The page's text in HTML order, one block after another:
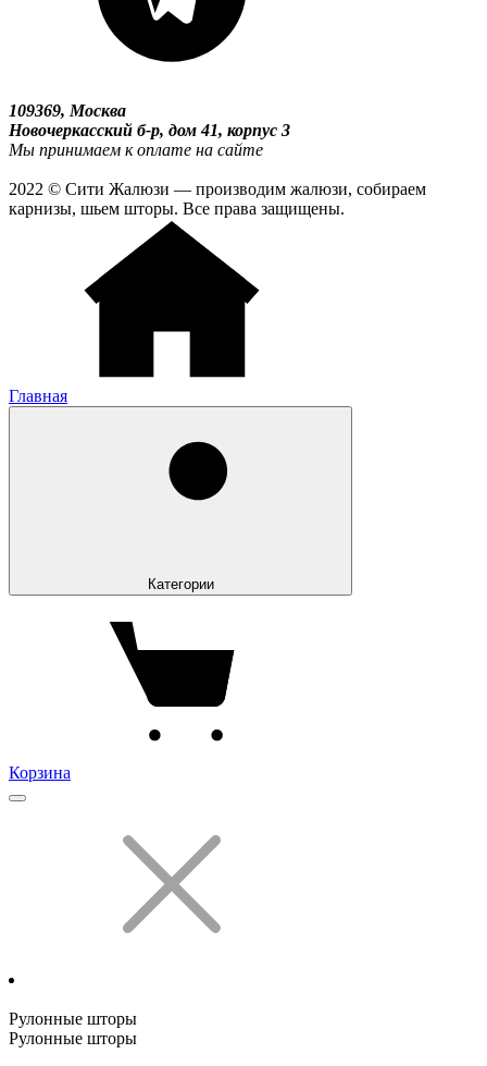
109369, Москва
Новочеркасский б-р, дом 41, корпус 3
Мы принимаем к оплате на сайте
2022 © Сити Жалюзи — производим жалюзи, собираем
карнизы, шьем шторы. Все права защищены.
Главная
Категории
Корзина
Рулонные шторы
Рулонные шторы